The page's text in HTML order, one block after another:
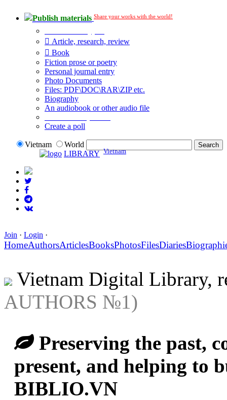
Publish materials Share your works with the world!
Article, research, review
Book
Fiction prose or poetry
Personal journal entry
Photo Documents
Files: PDF\DOC\RAR\ZIP etc.
Biography
An audiobook or other audio file
Create a poll
Vietnam
World
LIBRARY Vietnam
Join · Login ·
HomeAuthorsArticlesBooksPhotosFilesDiaries
Vietnam Digital Library,
AUTHORS №1)
Preserving the past,
present, and helping to
BIBLIO.VN